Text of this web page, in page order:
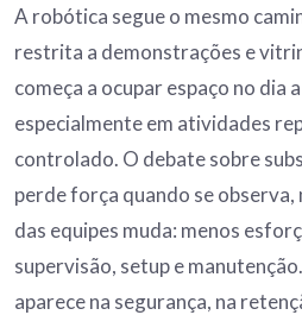
A robótica segue o mesmo
restrita a demonstrações e
começa a ocupar espaço no dia
especialmente em atividades
controlado. O debate sobre
perde força quando se observa,
das equipes muda: menos
supervisão, setup e
aparece na segurança, na